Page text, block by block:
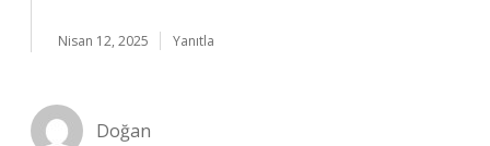
Nisan 12, 2025 Yanıtla
Doğan